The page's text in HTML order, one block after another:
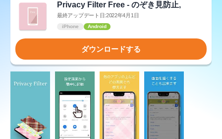
Privacy Filter Free - のぞき見防止,
最終アップデート日:2022年4月1日
iPhone Android
ダウンロードする